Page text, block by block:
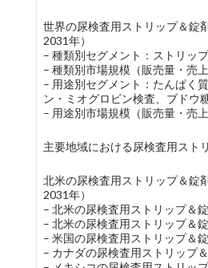
世界の尿検査用ストリップ＆錠
2031年）
– 種類別セグメント：ストリッ
– 種類別市場規模（販売量・売上
– 用途別セグメント：たんぱく
ン・ミオグロビン検査、ブドウ
– 用途別市場規模（販売量・売上
主要地域における尿検査用スト
北米の尿検査用ストリップ＆錠
2031年）
– 北米の尿検査用ストリップ＆
– 北米の尿検査用ストリップ＆
– 米国の尿検査用ストリップ＆
– カナダの尿検査用ストリップ